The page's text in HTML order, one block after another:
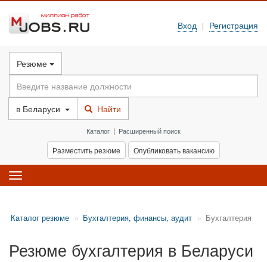
Вход | Регистрация
Резюме
в Беларуси Найти
Каталог | Расширенный поиск
Разместить резюме Опубликовать вакансию
Toggle
navigation
Каталог резюме Бухгалтерия, финансы, аудит Бухгалтерия
Резюме бухгалтерия в Беларуси